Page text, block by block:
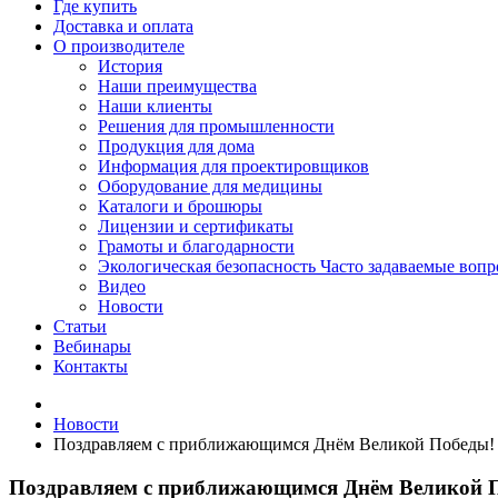
Где купить
Доставка и оплата
О производителе
История
Наши преимущества
Наши клиенты
Решения для промышленности
Продукция для дома
Информация для проектировщиков
Оборудование для медицины
Каталоги и брошюры
Лицензии и сертификаты
Грамоты и благодарности
Экологическая безопасность Часто задаваемые
Видео
Новости
Статьи
Вебинары
Контакты
Новости
Поздравляем с приближающимся Днём Великой Победы!
Поздравляем с приближающимся Днём Великой